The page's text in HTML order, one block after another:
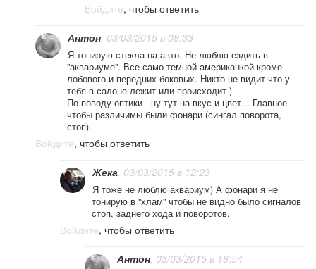
Войдите, чтобы ответить
Антон, 03/03/2015 в 08:33
Я тонирую стекла на авто. Не люблю ездить в
"аквариуме". Все само темной американкой кроме
лобового и передних боковых. Никто не видит что у
тебя в салоне лежит или происходит ).
По поводу оптики - ну тут на вкус и цвет... Главное
чтобы различимы были фонари (сингал поворота,
стоп).
Войдите, чтобы ответить
Жека, 03/03/2015 в 12:23
Я тоже не люблю аквариум) А фонари я не
тонирую в "хлам" чтобы не видно было сигналов
стоп, заднего хода и поворотов.
Войдите, чтобы ответить
Антон, 03/03/2015 в 18:54